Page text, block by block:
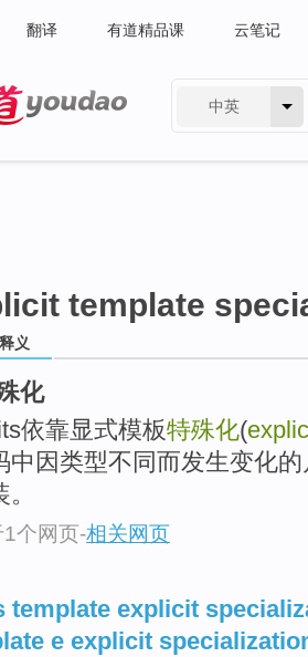
翻译 有道精品课 云笔记
中英
template
义
化
依靠显式模板特殊化(
中因类型不同而发生变化
1个网页-相关网页
template explicit
e explicit